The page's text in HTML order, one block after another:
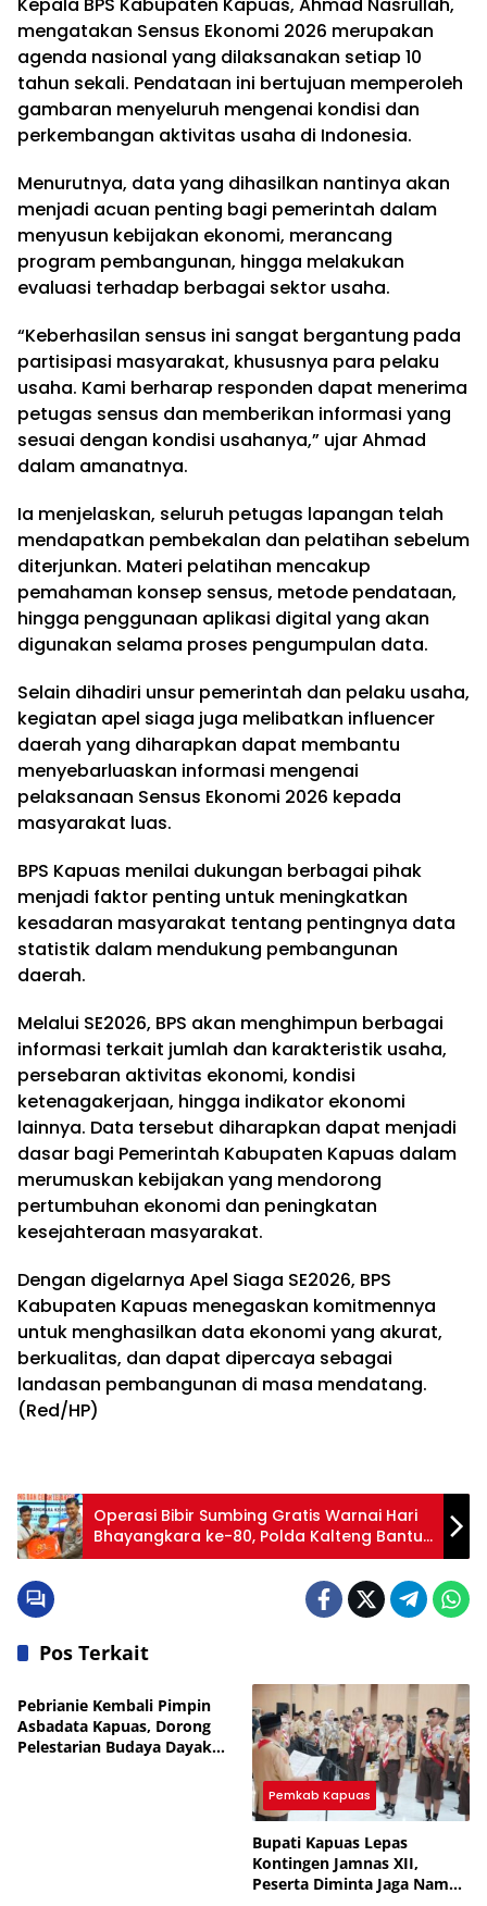
mengatakan Sensus Ekonomi 2026 merupakan
agenda nasional yang dilaksanakan setiap 10
tahun sekali. Pendataan ini bertujuan memperoleh
gambaran menyeluruh mengenai kondisi dan
perkembangan aktivitas usaha di Indonesia.
Menurutnya, data yang dihasilkan nantinya akan
menjadi acuan penting bagi pemerintah dalam
menyusun kebijakan ekonomi, merancang
program pembangunan, hingga melakukan
evaluasi terhadap berbagai sektor usaha.
“Keberhasilan sensus ini sangat bergantung pada
partisipasi masyarakat, khususnya para pelaku
usaha. Kami berharap responden dapat menerima
petugas sensus dan memberikan informasi yang
sesuai dengan kondisi usahanya,” ujar Ahmad
dalam amanatnya.
Ia menjelaskan, seluruh petugas lapangan telah
mendapatkan pembekalan dan pelatihan sebelum
diterjunkan. Materi pelatihan mencakup
pemahaman konsep sensus, metode pendataan,
hingga penggunaan aplikasi digital yang akan
digunakan selama proses pengumpulan data.
Selain dihadiri unsur pemerintah dan pelaku usaha,
kegiatan apel siaga juga melibatkan influencer
daerah yang diharapkan dapat membantu
menyebarluaskan informasi mengenai
pelaksanaan Sensus Ekonomi 2026 kepada
masyarakat luas.
BPS Kapuas menilai dukungan berbagai pihak
menjadi faktor penting untuk meningkatkan
kesadaran masyarakat tentang pentingnya data
statistik dalam mendukung pembangunan
daerah.
Melalui SE2026, BPS akan menghimpun berbagai
informasi terkait jumlah dan karakteristik usaha,
persebaran aktivitas ekonomi, kondisi
ketenagakerjaan, hingga indikator ekonomi
lainnya. Data tersebut diharapkan dapat menjadi
dasar bagi Pemerintah Kabupaten Kapuas dalam
merumuskan kebijakan yang mendorong
pertumbuhan ekonomi dan peningkatan
kesejahteraan masyarakat.
Dengan digelarnya Apel Siaga SE2026, BPS
Kabupaten Kapuas menegaskan komitmennya
untuk menghasilkan data ekonomi yang akurat,
berkualitas, dan dapat dipercaya sebagai
landasan pembangunan di masa mendatang.
(Red/HP)
Operasi Bibir Sumbing Gratis Warnai Hari
Bhayangkara ke-80, Polda Kalteng Bantu
Wujudkan Senyum Baru Pasien
Pos Terkait
Pemkab Kapuas
Pebrianie Kembali Pimpin
Asbadata Kapuas, Dorong
Pelestarian Budaya Dayak
Pemkab Kapuas
Bupati Kapuas Lepas
Kontingen Jamnas XII,
Peserta Diminta Jaga Nama
Pemkab Kapuas